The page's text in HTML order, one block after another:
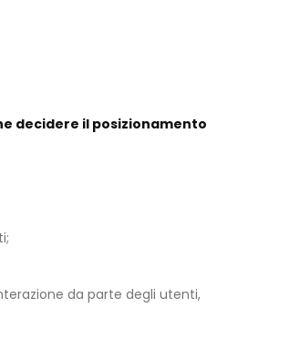
decidere il posizionamento
da parte degli utenti,